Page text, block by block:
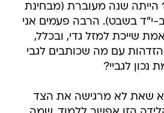
השנה העברית 1984 הייתה שנה מעוברת (מבחינת
ב-י"ד בשבט). הרבה פעמים אני
שייכת למזל גדי, ובכלל,
עם מה שכותבים לגבי
לגביי?
שאת לא מרגישה את הצד